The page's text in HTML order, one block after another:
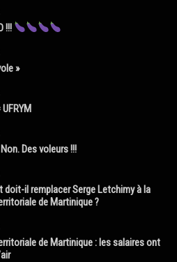
!!!
»
UFRYM
Des voleurs !!!
doit-il remplacer Serge Letchimy à la
de Martinique ?
de Martinique : les salaires ont